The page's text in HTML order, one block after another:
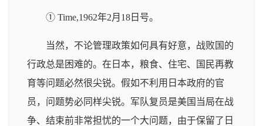
① Time,1962年2月18日号。
当然，不论管理政策如何具有好意，战败国的
行政总是困难的。在日本，粮食、住宅、国民再教
育等问题必然很尖锐。假如不利用日本政府的官
员，问题势必同样尖锐。军队复员是美国当局在战
争、结束前非常担忧的一个大问题，由于保留了日